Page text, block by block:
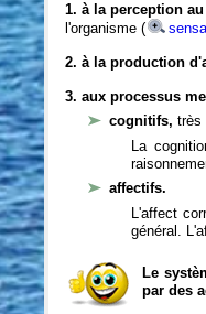
1. à la perception
l'organisme (
2. à la production
3. aux processus
cognitifs,très
La
affectifs.
L'affect
général.
Le
par des